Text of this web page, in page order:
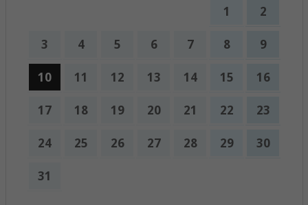
1 2
3 4 5 6 7 8 9
10 11 12 13 14 15 16
17 18 19 20 21 22 23
24 25 26 27 28 29 30
31